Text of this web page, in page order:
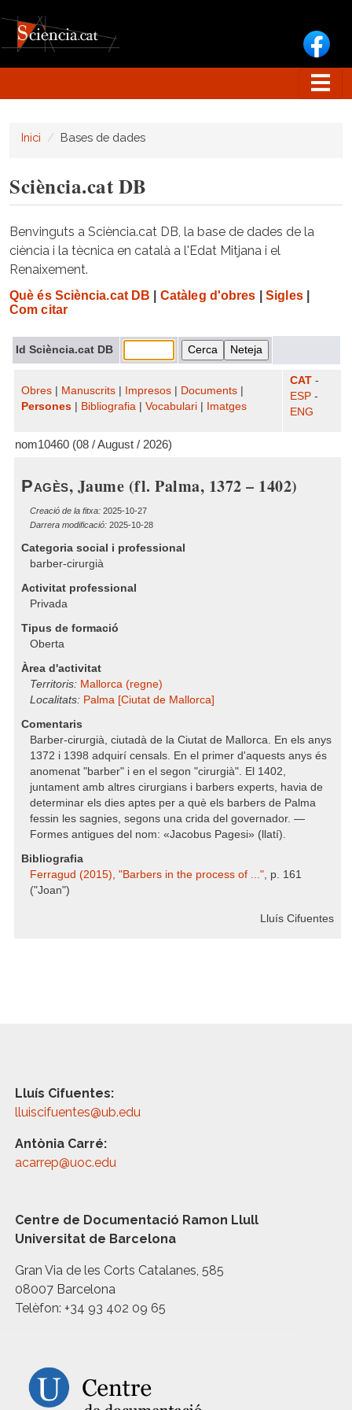
Inici Bases de dades
Sciència.cat DB
Benvinguts a Sciència.cat DB, la base de dades de la
ciència i la tècnica en català a l'Edat Mitjana i el
Renaixement.
Què és Sciència.cat DB Catàleg d'obres Sigles|
Com citar
Id Sciència.cat DB
Obres Manuscrits Impresos Documents
Persones
Bibliografia Vocabulari Imatges
CAT -
ESP -
ENG
nom10460 (08 / August / 2026)
Pagès, Jaume (fl. Palma, 1372 – 1402)
Creació de la fitxa: 2025-10-27
Darrera modificació: 2025-10-28
Categoria social i professional
barber-cirurgià
Activitat professional
Privada
Tipus de formació
Oberta
Àrea d'activitat
Territoris: Mallorca (regne)
Localitats: Palma [Ciutat de Mallorca]
Comentaris
Barber-cirurgià, ciutadà de la Ciutat de Mallorca. En els anys
1372 i 1398 adquirí censals. En el primer d'aquests anys és
anomenat "barber" i en el segon "cirurgià". El 1402,
juntament amb altres cirurgians i barbers experts, havia de
determinar els dies aptes per a què els barbers de Palma
fessin les sagnies, segons una crida del governador. —
Formes antigues del nom: «Jacobus Pagesi» (llatí).
Bibliografia
Ferragud (2015), "Barbers in the process of ...", p. 161
("Joan")
Lluís Cifuentes
Lluís Cifuentes:
lluiscifuentes@ub.edu
Antònia Carré:
acarrep@uoc.edu
Centre de Documentació Ramon Llull
Universitat de Barcelona
Gran Via de les Corts Catalanes, 585
08007 Barcelona
Telèfon: +34 93 402 09 65